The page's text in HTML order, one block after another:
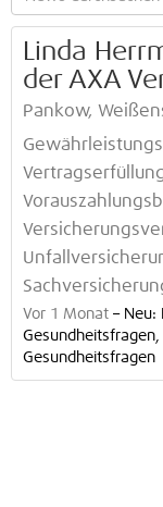
Linda
der AXA
Pankow,
Vor 1 Monat – Neu:
Gesundheitsfragen